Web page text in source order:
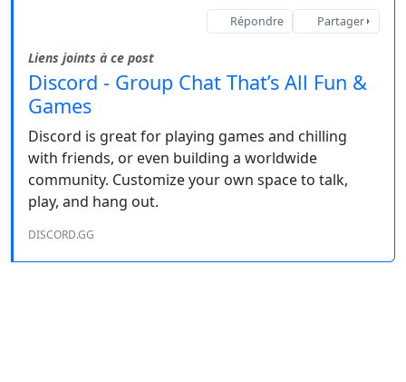
Répondre Partager
Liens joints à ce post
Discord - Group Chat That’s All Fun &
Games
Discord is great for playing games and chilling
with friends, or even building a worldwide
community. Customize your own space to talk,
play, and hang out.
DISCORD.GG